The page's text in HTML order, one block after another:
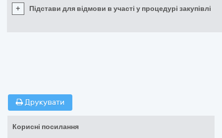
+ Підстави для відмови в участі у процедурі закупівлі
Друкувати
Корисні посилання